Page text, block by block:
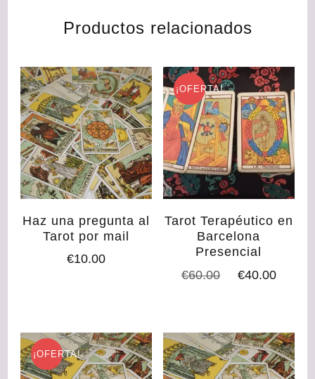
Productos relacionados
Haz una pregunta al
Tarot por mail
€10.00
¡OFERTA!
Tarot Terapéutico en
Barcelona
Presencial
€60.00
El
€60.00.
€40.00
¡OFERTA!